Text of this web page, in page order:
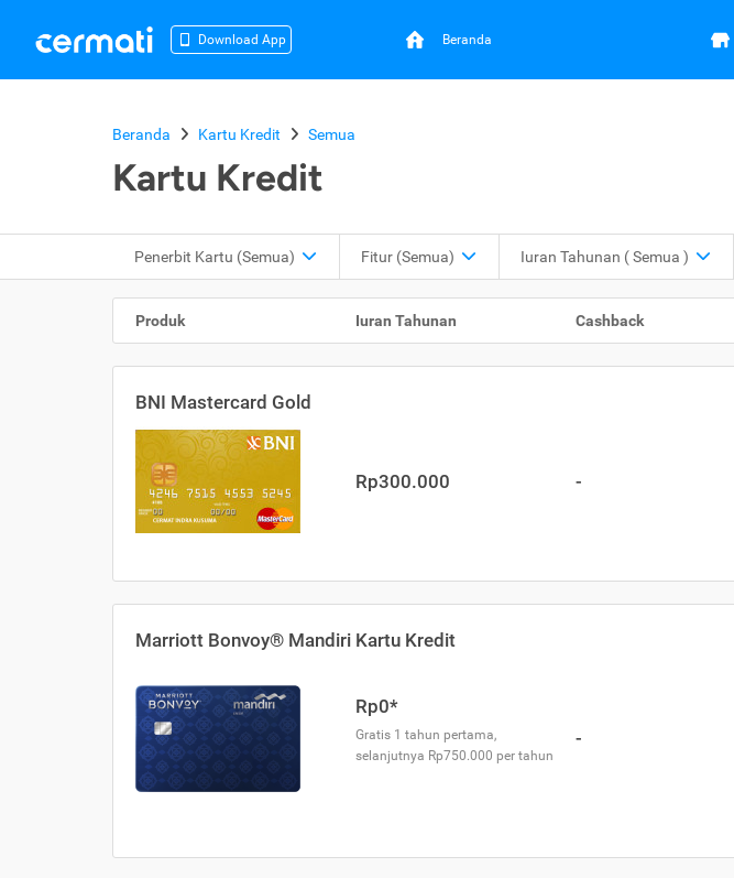
Download App Beranda
Beranda Kartu Kredit Semua
Kartu Kredit
Penerbit Kartu (Semua) Fitur (Semua) Iuran Tahunan ( Semua )
Produk Iuran Tahunan Cashback
BNI Mastercard Gold
Rp300.000 -
Marriott Bonvoy® Mandiri Kartu Kredit
Rp0*
Gratis 1 tahun pertama,
selanjutnya Rp750.000 per tahun
-